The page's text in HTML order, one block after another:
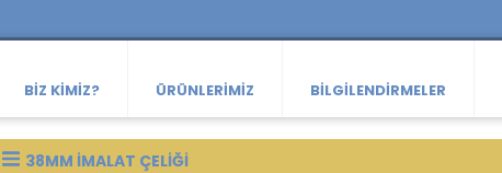
BIZ KIMIZ? ÜRÜNLERIMIZ BILGILENDIRMELER
38MM IMALAT ÇELIĞI